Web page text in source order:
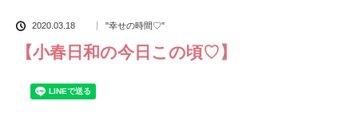
2020.03.18 "幸せの時間♡"
【小春日和の今日この頃♡】